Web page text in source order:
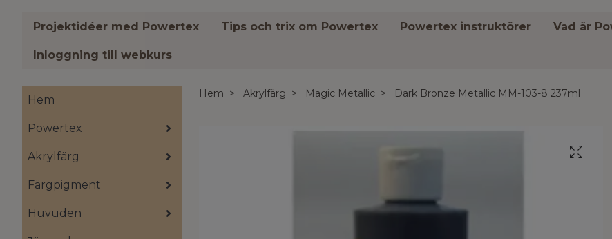
Projektidéer med Powertex Tips och trix om Powertex Powertex instruktörer Vad är
Inloggning till webkurs
Hem
Powertex
Akrylfärg
Färgpigment
Huvuden
Hem Akrylfärg Magic Metallic Dark Bronze Metallic MM-103-8 237ml